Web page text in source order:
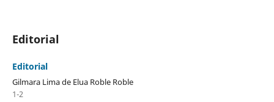
Editorial
Editorial
Gilmara Lima de Elua Roble Roble
1-2